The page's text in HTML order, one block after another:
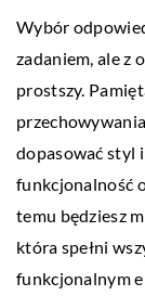
Wybór
zadaniem, ale z
prostszy.
dopasować styl
funkcjonalność
temu będziesz
która spełni
funkcjonalnym